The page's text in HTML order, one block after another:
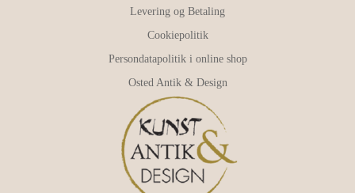
Levering og Betaling
Cookiepolitik
Persondatapolitik i online shop
Osted Antik & Design